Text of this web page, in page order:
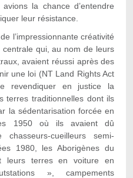
la chance d’entendre
leur résistance.
l’impressionnante créativité
centrale qui, au nom de leurs
avaient réussi après des
une loi (NT Land Rights Act
revendiquer en justice la
terres traditionnelles dont ils
la sédentarisation forcée en
1950 où ils avaient dû
cueilleurs semi-
1980, les Aborigènes du
leurs terres en voiture en
», campements